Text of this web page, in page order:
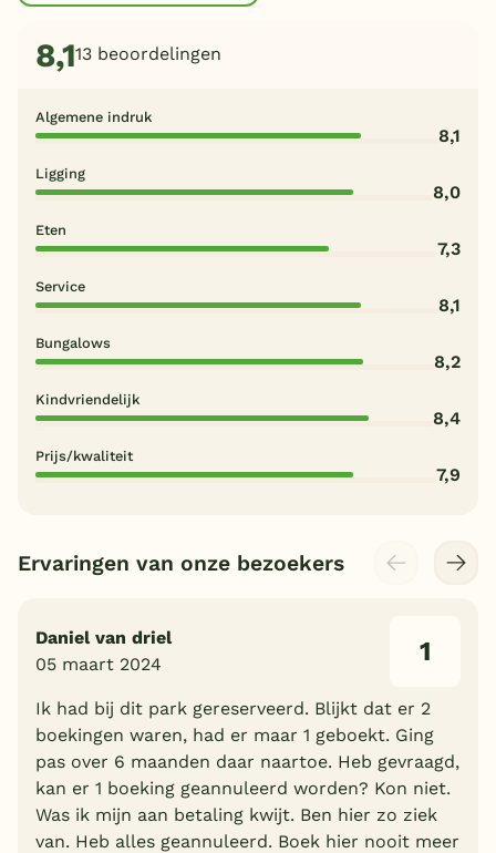
8,113 beoordelingen
Algemene indruk
8,1
Ligging
8,0
Eten
7,3
Service
8,1
Bungalows
8,2
Kindvriendelijk
8,4
Prijs/kwaliteit
7,9
Ervaringen van onze bezoekers
Daniel van driel
05 maart 2024
1
Ik had bij dit park gereserveerd. Blijkt dat er 2
boekingen waren, had er maar 1 geboekt. Ging
pas over 6 maanden daar naartoe. Heb gevraagd,
kan er 1 boeking geannuleerd worden? Kon niet.
Was ik mijn aan betaling kwijt. Ben hier zo ziek
van. Heb alles geannuleerd. Boek hier nooit meer